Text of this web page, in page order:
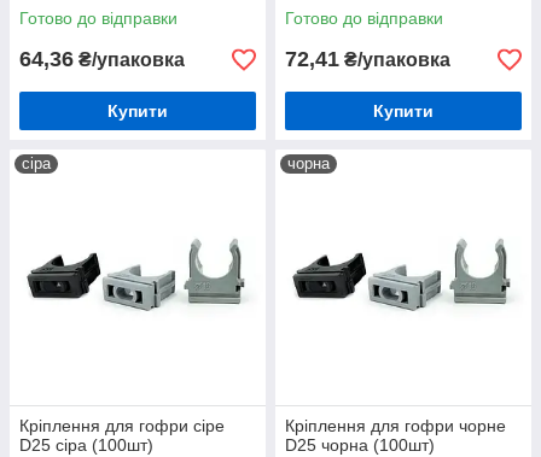
Готово до відправки
64,36 ₴/упаковка
Купити
Готово до відправки
72,41 ₴/упаковка
Купити
сіра
Кріплення для гофри сіре
D25 сіра (100шт)
чорна
Кріплення для гофри чорне
D25 чорна (100шт)